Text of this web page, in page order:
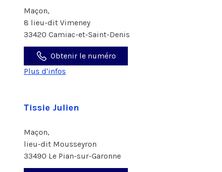
Maçon,
8 lieu-dit Vimeney
33420 Camiac-et-Saint-Denis
Obtenir le numéro
Plus d'infos
Tissie Julien
Maçon,
lieu-dit Mousseyron
33490 Le Pian-sur-Garonne